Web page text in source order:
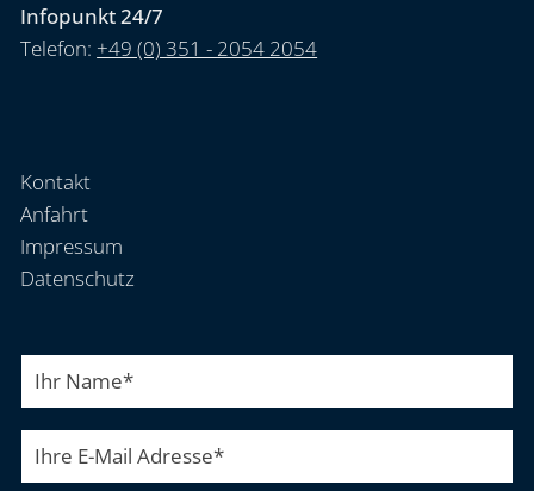
Infopunkt 24/7
Telefon: +49 (0) 351 - 2054 2054
Kontakt
Anfahrt
Impressum
Datenschutz
Ihr Name*
Ihre E-Mail Adresse*